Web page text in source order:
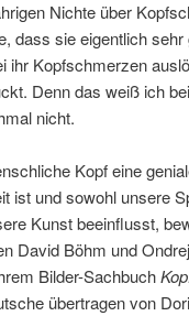
Nichte über
dass sie eigentlich sehr
ihr Kopfschmerzen
Denn das weiß ich
nicht.
Kopf eine
ist und sowohl unsere
Kunst beeinflusst,
David Böhm und Ondrej
Bilder-Sachbuch
übertragen von